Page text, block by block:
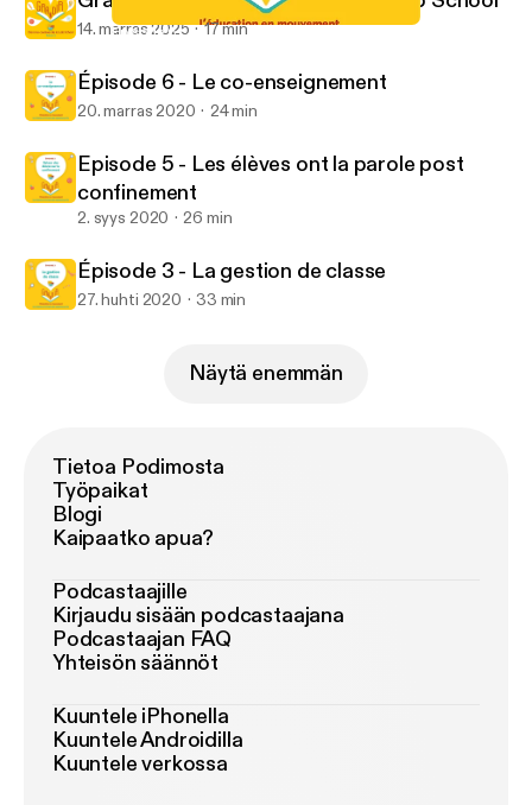
Épisode 6 - Le co-enseignement
14. marras 2025 17 min
Épisode 6 - Le co-enseignement
20. marras 2020 24 min
Episode 5 - Les élèves ont la parole post
confinement
2. syys 2020 26 min
Épisode 3 - La gestion de classe
27. huhti 2020 33 min
Näytä enemmän
Tietoa Podimosta
Työpaikat
Blogi
Kaipaatko apua?
Podcastaajille
Kirjaudu sisään podcastaajana
Podcastaajan FAQ
Yhteisön säännöt
Kuuntele iPhonella
Kuuntele Androidilla
Kuuntele verkossa